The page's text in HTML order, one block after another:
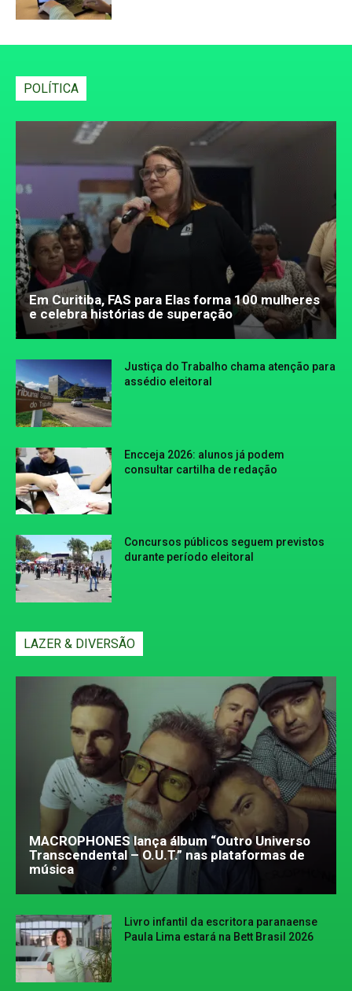
POLÍTICA
Em Curitiba, FAS para Elas forma 100 mulheres
e celebra histórias de superação
Justiça do Trabalho chama atenção para
assédio eleitoral
Encceja 2026: alunos já podem
consultar cartilha de redação
Concursos públicos seguem previstos
durante período eleitoral
LAZER & DIVERSÃO
MACROPHONES lança álbum “Outro Universo
Transcendental – O.U.T.” nas plataformas de
música
Livro infantil da escritora paranaense
Paula Lima estará na Bett Brasil 2026